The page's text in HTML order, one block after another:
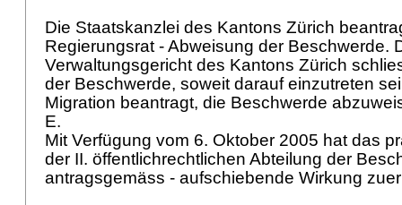
Die Staatskanzlei des Kantons Zürich
Regierungsrat - Abweisung der Beschwerde.
Verwaltungsgericht des Kantons Zürich
der Beschwerde, soweit darauf einzutreten
Migration beantragt, die Beschwerde
E.
Mit Verfügung vom 6. Oktober 2005 hat das
der II. öffentlichrechtlichen Abteilung der
antragsgemäss - aufschiebende Wirkung